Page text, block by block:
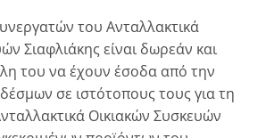
του Ανταλλακτικά
Σιαφλιάκης είναι δωρεάν και
του να έχουν έσοδα από την
σε ιστότοπους τους για τη
Οικιακών Συσκευών